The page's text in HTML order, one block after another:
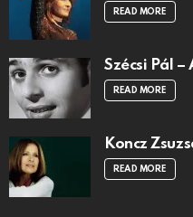
READ MORE
Szécsi Pál
READ MORE
Koncz
READ MORE